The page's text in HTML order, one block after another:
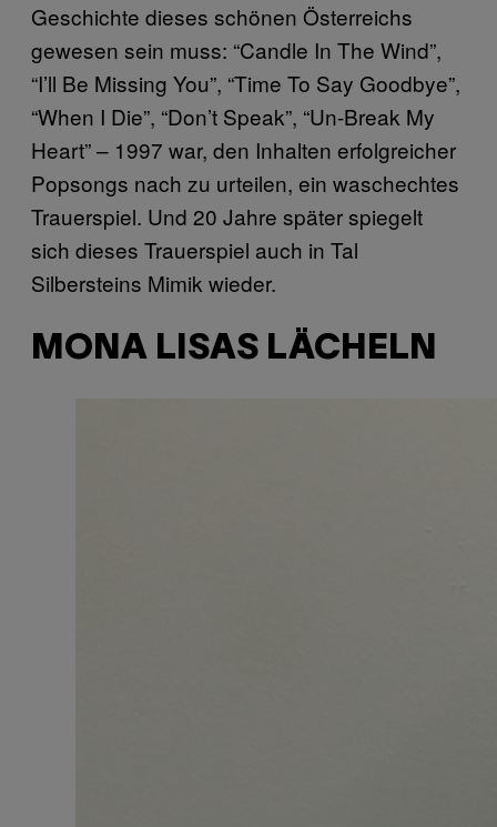
Geschichte dieses schönen Österreichs
gewesen sein muss: “Candle In The Wind”,
“I’ll Be Missing You”, “Time To Say Goodbye”,
“When I Die”, “Don’t Speak”, “Un-Break My
Heart” – 1997 war, den Inhalten erfolgreicher
Popsongs nach zu urteilen, ein waschechtes
Trauerspiel. Und 20 Jahre später spiegelt
sich dieses Trauerspiel auch in Tal
Silbersteins Mimik wieder.
MONA LISAS LÄCHELN